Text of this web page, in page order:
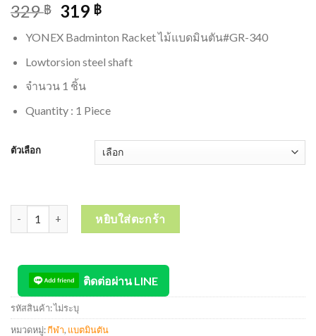
329฿ 319 ฿
YONEX Badminton Racket ไม้แบดมินตัน#GR-340
Lowtorsion steel shaft
จำนวน 1 ชิ้น
Quantity : 1 Piece
ตัวเลือก
จำนวน YONEX Badminton Racket ไม้แบดมินตัน #GR-340 ชิ้น
หยิบใส่ตะกร้า
ติดต่อผ่าน LINE
รหัสสินค้า:ไม่ระบุ
หมวดหมู่:กีฬา, แบตมินตัน